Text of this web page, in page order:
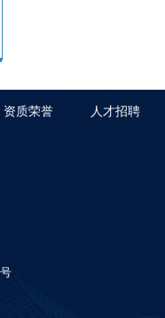
资质荣誉 人才招聘